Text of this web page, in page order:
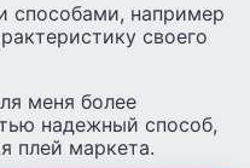
способами, например
своего
меня более
надежный способ,
плей маркета.